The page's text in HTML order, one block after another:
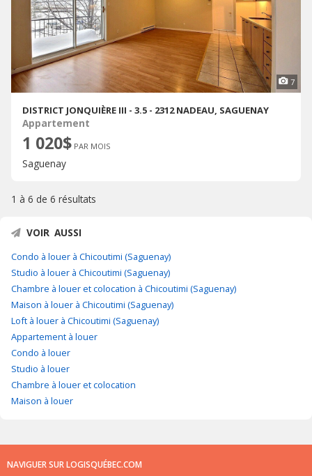
7
DISTRICT JONQUIÈRE III - 3.5 - 2312 NADEAU, SAGUENAY
Appartement
1 020$ PAR MOIS
Saguenay
1 à 6 de 6 résultats
VOIR AUSSI
Condo à louer à Chicoutimi (Saguenay)
Studio à louer à Chicoutimi (Saguenay)
Chambre à louer et colocation à Chicoutimi (Saguenay)
Maison à louer à Chicoutimi (Saguenay)
Loft à louer à Chicoutimi (Saguenay)
Appartement à louer
Condo à louer
Studio à louer
Chambre à louer et colocation
Maison à louer
NAVIGUER SUR LOGISQUÉBEC.COM